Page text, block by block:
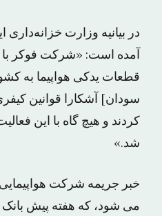
در بیانیه وزارت خزانه‌داری
آمده است: «شرکت فوکر با
قطعات یدکی هواپیما به
سودان] آشکارا قوانین
کردند و هیچ گاه با این
شد.»
خبر جریمه شرکت
می شود، که هفته پیش بانک